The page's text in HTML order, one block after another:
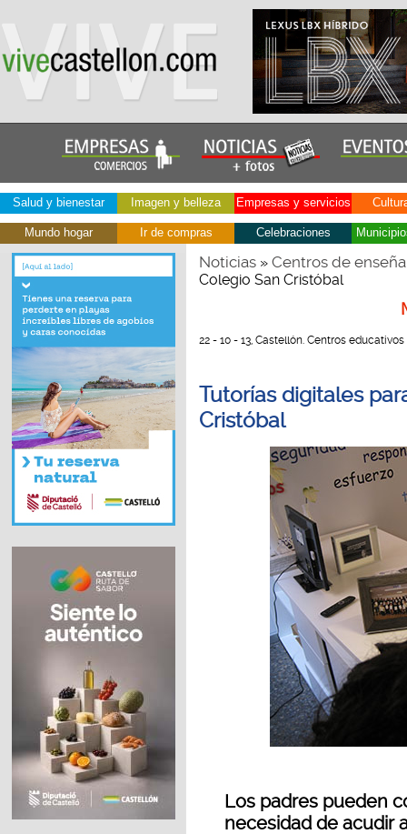
Salud y bienestar Imagen y belleza Empresas y servicios
Mundo hogar Ir de compras Celebraciones
Noticias» Centros de
Colegio San Cristóbal
22 - 10 - 13, Castellón. Centros
Tutorías digitales
Cristóbal
Los padres pueden
necesidad de acudir